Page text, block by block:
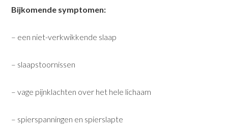
Bijkomende symptomen:
– een niet-verkwikkende slaap
– slaapstoornissen
– vage pijnklachten over het hele lichaam
– spierspanningen en spierslapte